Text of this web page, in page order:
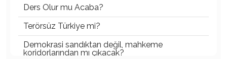
Ders Olur mu Acaba?
Terörsüz Türkiye mi?
Demokrasi sandıktan değil, mahkeme
koridorlarından mı çıkacak?